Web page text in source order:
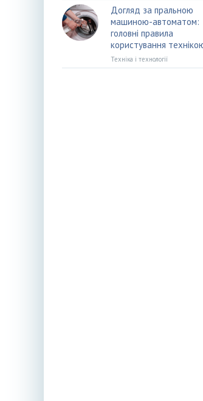
Догляд за пральною
машиною-автоматом:
головні правила
користування
Техніка і технології